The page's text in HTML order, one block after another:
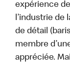
expérience
l’industrie de
de détail
membre
appréciée.